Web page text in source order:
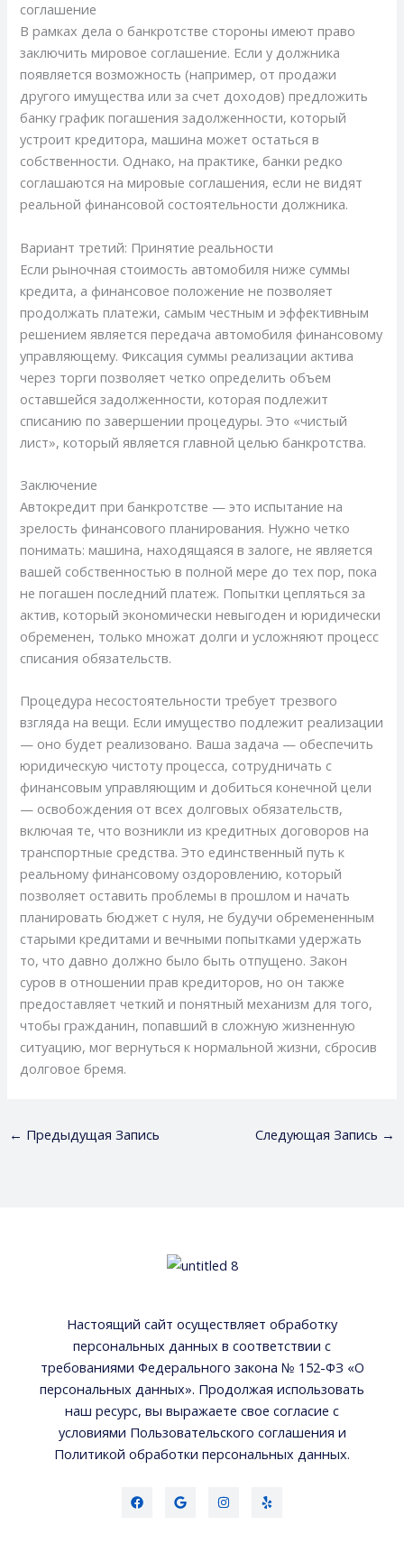
соглашение
В рамках дела о банкротстве стороны имеют право
заключить мировое соглашение. Если у должника
появляется возможность (например, от продажи
другого имущества или за счет доходов) предложить
банку график погашения задолженности, который
устроит кредитора, машина может остаться в
собственности. Однако, на практике, банки редко
соглашаются на мировые соглашения, если не видят
реальной финансовой состоятельности должника.
Вариант третий: Принятие реальности
Если рыночная стоимость автомобиля ниже суммы
кредита, а финансовое положение не позволяет
продолжать платежи, самым честным и эффективным
решением является передача автомобиля финансовому
управляющему. Фиксация суммы реализации актива
через торги позволяет четко определить объем
оставшейся задолженности, которая подлежит
списанию по завершении процедуры. Это «чистый
лист», который является главной целью банкротства.
Заключение
Автокредит при банкротстве — это испытание на
зрелость финансового планирования. Нужно четко
понимать: машина, находящаяся в залоге, не является
вашей собственностью в полной мере до тех пор, пока
не погашен последний платеж. Попытки цепляться за
актив, который экономически невыгоден и юридически
обременен, только множат долги и усложняют процесс
списания обязательств.
Процедура несостоятельности требует трезвого
взгляда на вещи. Если имущество подлежит реализации
— оно будет реализовано. Ваша задача — обеспечить
юридическую чистоту процесса, сотрудничать с
финансовым управляющим и добиться конечной цели
— освобождения от всех долговых обязательств,
включая те, что возникли из кредитных договоров на
транспортные средства. Это единственный путь к
реальному финансовому оздоровлению, который
позволяет оставить проблемы в прошлом и начать
планировать бюджет с нуля, не будучи обремененным
старыми кредитами и вечными попытками удержать
то, что давно должно было быть отпущено. Закон
суров в отношении прав кредиторов, но он также
предоставляет четкий и понятный механизм для того,
чтобы гражданин, попавший в сложную жизненную
ситуацию, мог вернуться к нормальной жизни, сбросив
долговое бремя.
← Предыдущая Запись Следующая Запись →
Настоящий сайт осуществляет обработку
персональных данных в соответствии с
требованиями Федерального закона № 152-ФЗ «О
персональных данных». Продолжая использовать
наш ресурс, вы выражаете свое согласие с
условиями Пользовательского соглашения и
Политикой обработки персональных данных.